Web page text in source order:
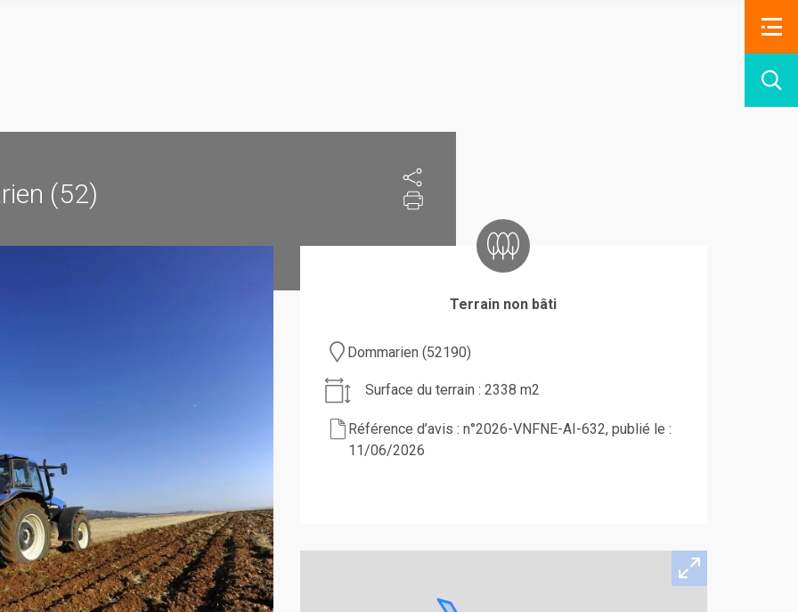
(52)
Terrain non bâti
Dommarien (52190)
Surface du terrain : 2338 m2
Référence d’avis : n°2026-VNFNE-AI-632, publié le :
11/06/2026